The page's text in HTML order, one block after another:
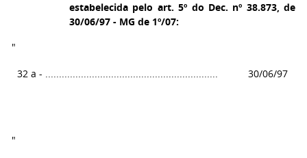
estabelecida pelo art. 5º do Dec. nº 38.873, de
30/06/97 - MG de 1º/07:
"
32 a - ............................................................... 30/06/97
"